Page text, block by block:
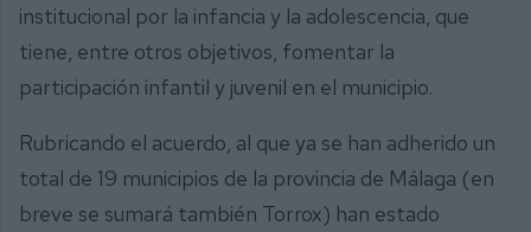
institucional por la infancia y la adolescencia, que
tiene, entre otros objetivos, fomentar la
participación infantil y juvenil en el municipio.
Rubricando el acuerdo, al que ya se han adherido un
total de 19 municipios de la provincia de Málaga (en
breve se sumará también Torrox) han estado